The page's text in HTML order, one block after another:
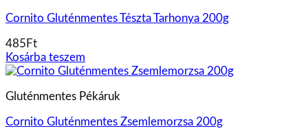
Cornito Gluténmentes Tészta Tarhonya 200g
485 Ft
Kosárba teszem
Gluténmentes Pékáruk
Cornito Gluténmentes Zsemlemorzsa 200g